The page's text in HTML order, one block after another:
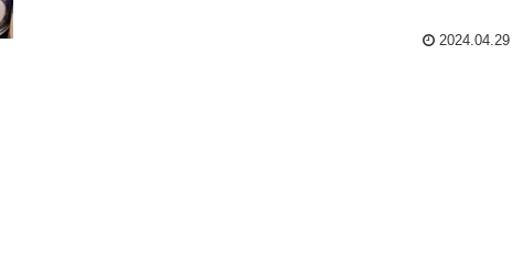
2024.04.29